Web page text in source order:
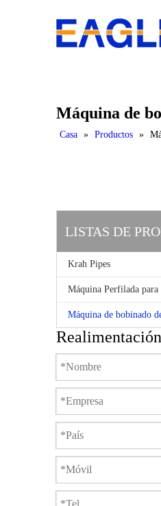
Máquina de
Casa » Productos »
LISTAS DE
Krah Pipes
Máquina Perfilada para
Máquina de bobinado
Realimentación